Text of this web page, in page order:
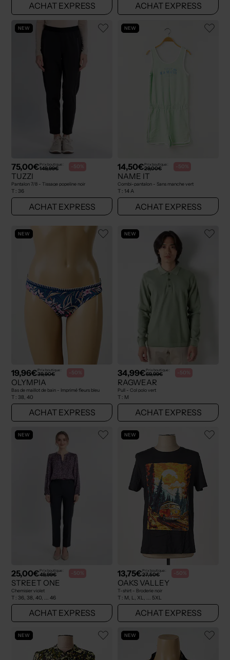
ACHAT EXPRESS ACHAT EXPRESS
NEW
75,00€Prix boutique :
149,99€ -50%
TUZZI
Pantalon 7/8 - Tissage popeline noir
T : 36
ACHAT EXPRESS
NEW
14,50€Prix boutique :
29,00€ -50%
NAME IT
Combi-pantalon - Sans manche vert
T : 14 A
ACHAT EXPRESS
NEW
19,96€Prix boutique :
39,90€ -50%
OLYMPIA
Bas de maillot de bain - Imprimé fleurs bleu
T : 38, 40
ACHAT EXPRESS
NEW
34,99€Prix boutique :
69,99€ -50%
RAGWEAR
Pull - Col polo vert
T : M
ACHAT EXPRESS
NEW
25,00€Prix boutique :
49,99€ -50%
STREET ONE
Chemisier violet
T : 36, 38, 40, ... 46
ACHAT EXPRESS
NEW
13,75€Prix boutique :
27,50€ -50%
OAKS VALLEY
T-shirt - Broderie noir
T : M, L, XL, ... 5XL
ACHAT EXPRESS
NEW NEW